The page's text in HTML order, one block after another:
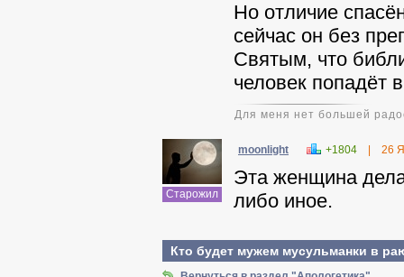
Но отличие
сейчас он без
Святым, что
человек попадёт
Для меня нет большей
Старожил
moonlight +1804 26
Эта женщина
либо иное.
Кто будет мужем мусульманки в